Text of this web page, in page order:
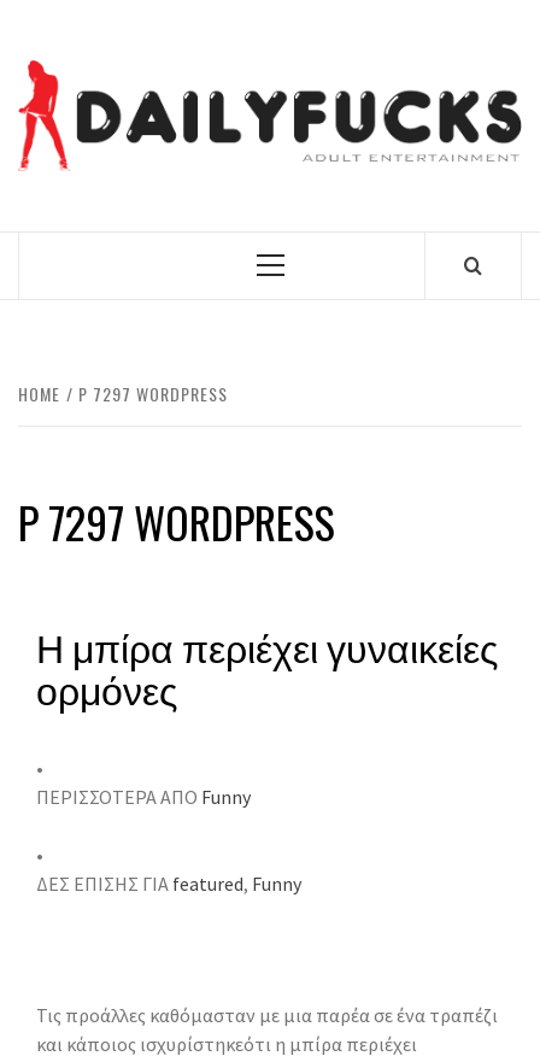
content
Primary
HOME P 7297 WORDPRESS
P 7297 WORDPRESS
Η μπίρα περιέχει γυναικείες
ορμόνες
•
ΠΕΡΙΣΣΟΤΕΡΑ ΑΠΟ Funny
•
ΔΕΣ ΕΠΙΣΗΣ ΓΙΑ featured, Funny
Τις προάλλες καθόμασταν με μια παρέα σε ένα τραπέζι
και κάποιος ισχυρίστηκεότι η μπίρα περιέχει